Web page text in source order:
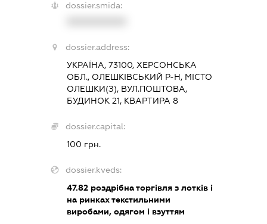
dossier.smida:
dossier.address:
УКРАЇНА, 73100, ХЕРСОНСЬКА
ОБЛ., ОЛЕШКІВСЬКИЙ Р-Н, МІСТО
ОЛЕШКИ(З), ВУЛ.ПОШТОВА,
БУДИНОК 21, КВАРТИРА 8
dossier.capital:
100 грн.
dossier.kveds:
47.82 роздрібна торгівля з лотків і
на ринках текстильними
виробами, одягом і взуттям